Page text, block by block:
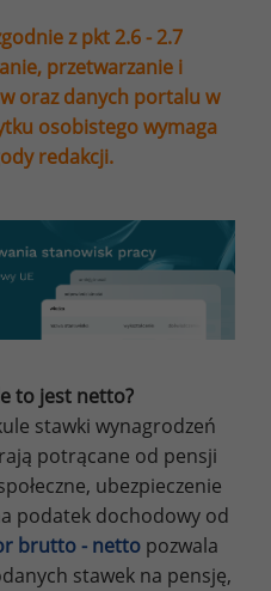
z pkt 2.6 - 2.7
przetwarzanie i
oraz danych portalu w
osobistego wymaga
redakcji.
to jest netto?
stawki wynagrodzeń
potrącane od pensji
ubezpieczenie
podatek dochodowy od
brutto - netto pozwala
stawek na pensję,